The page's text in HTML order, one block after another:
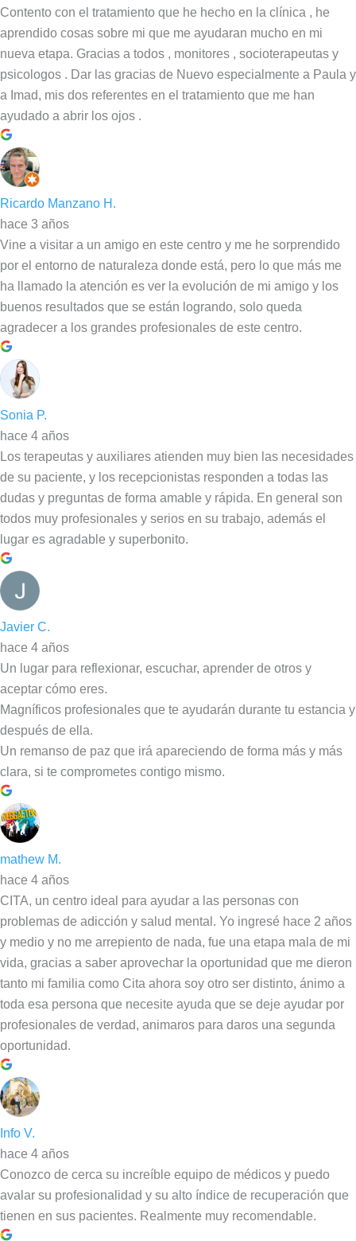
Contento con el tratamiento que he hecho en la clínica , he
aprendido cosas sobre mi que me ayudaran mucho en mi
nueva etapa. Gracias a todos , monitores , socioterapeutas y
psicologos . Dar las gracias de Nuevo especialmente a Paula y
a Imad, mis dos referentes en el tratamiento que me han
ayudado a abrir los ojos .
Ricardo Manzano H.
hace 3 años
Vine a visitar a un amigo en este centro y me he sorprendido
por el entorno de naturaleza donde está, pero lo que más me
ha llamado la atención es ver la evolución de mi amigo y los
buenos resultados que se están logrando, solo queda
agradecer a los grandes profesionales de este centro.
Sonia P.
hace 4 años
Los terapeutas y auxiliares atienden muy bien las necesidades
de su paciente, y los recepcionistas responden a todas las
dudas y preguntas de forma amable y rápida. En general son
todos muy profesionales y serios en su trabajo, además el
lugar es agradable y superbonito.
Javier C.
hace 4 años
Un lugar para reflexionar, escuchar, aprender de otros y
aceptar cómo eres.
Magníficos profesionales que te ayudarán durante tu estancia y
después de ella.
Un remanso de paz que irá apareciendo de forma más y más
clara, si te comprometes contigo mismo.
mathew M.
hace 4 años
CITA, un centro ideal para ayudar a las personas con
problemas de adicción y salud mental. Yo ingresé hace 2 años
y medio y no me arrepiento de nada, fue una etapa mala de mi
vida, gracias a saber aprovechar la oportunidad que me dieron
tanto mi familia como Cita ahora soy otro ser distinto, ánimo a
toda esa persona que necesite ayuda que se deje ayudar por
profesionales de verdad, animaros para daros una segunda
oportunidad.
Info V.
hace 4 años
Conozco de cerca su increíble equipo de médicos y puedo
avalar su profesionalidad y su alto índice de recuperación que
tienen en sus pacientes. Realmente muy recomendable.